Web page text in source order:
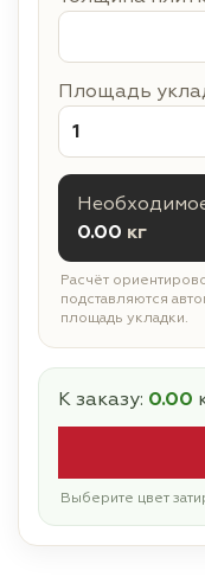
Площадь
0.00 кг
Расчёт
подставляются
площадь укладки.
К заказу: 0.00
Выберите цвет